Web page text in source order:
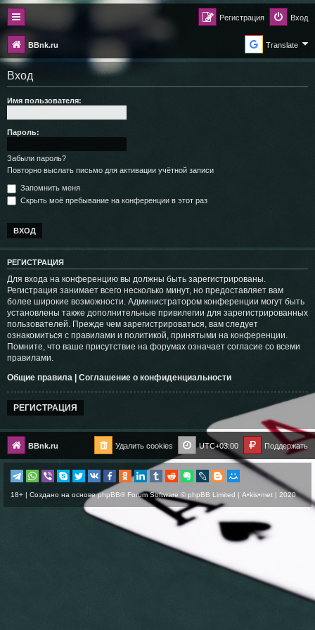
Вход
Регистрация
BBnk.ru Translate
Вход
Имя пользователя:
Пароль:
Забыли пароль?
Повторно выслать письмо для активации учётной записи
Запомнить меня
Скрыть моё пребывание на конференции в этот раз
РЕГИСТРАЦИЯ
Для входа на конференцию вы должны быть зарегистрированы.
Регистрация занимает всего несколько минут, но предоставляет вам
более широкие возможности. Администратором конференции могут быть
установлены также дополнительные привилегии для зарегистрированных
пользователей. Прежде чем зарегистрироваться, вам следует
ознакомиться с правилами и политикой, принятыми на конференции.
Помните, что ваше присутствие на форумах означает согласие со всеми
правилами.
Общие правила | Соглашение о конфиденциальности
РЕГИСТРАЦИЯ
BBnk.ru Поддержать
UTC+03:00
Удалить cookies
18+ | Создано на основеphpBB® Forum Software © phpBB Limited | A•kis•met | 2020